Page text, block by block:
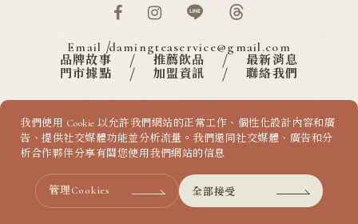
品牌故事 推薦飲品
最新消息
門市據點
加盟資訊 聯絡我們
Email damingteaservice@gmail.com
COPYRIGHT ©2026DAMINGDESIGNBYIBEST
我們使用 Cookie 以允許我們網站的正常工作、個性化設計內容和廣
告、提供社交媒體功能並分析流量。我們還同社交媒體、廣告和分
析合作夥伴分享有關您使用我們網站的信息
管理Cookies 全部接受